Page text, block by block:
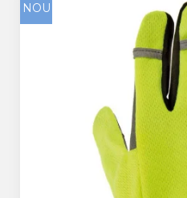
NOU